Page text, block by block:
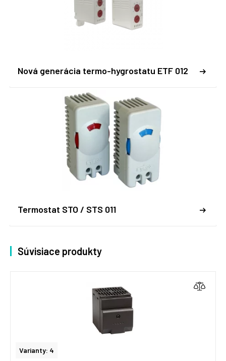
Nová generácia termo-hygrostatu ETF 012
Termostat STO / STS 011
Súvisiace produkty
Varianty: 4